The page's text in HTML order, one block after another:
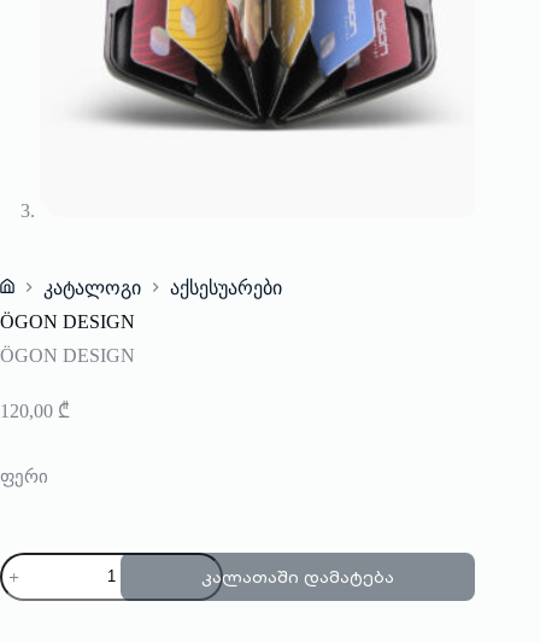
Home
კატალოგი
აქსესუარები
ÖGON DESIGN
ÖGON DESIGN
120,00 ₾
ფერი
რაოდენობა:
ÖGON
DESIGN
კალათაში დამატება